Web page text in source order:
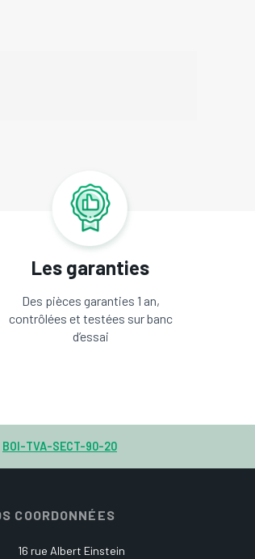
Les garanties
Des pièces garanties 1 an,
contrôlées et testées sur banc
d’essai
BOI-TVA-SECT-90-20
COORDONNÉES
16 rue Albert Einstein